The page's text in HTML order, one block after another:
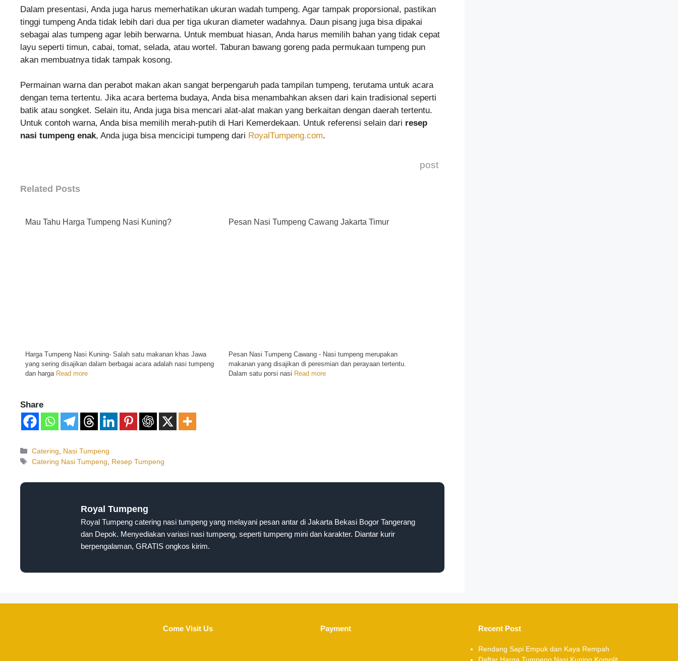
Dalam presentasi, Anda juga harus memerhatikan ukuran wadah tumpeng. Agar tampak proporsional, pastikan
tinggi tumpeng Anda tidak lebih dari dua per tiga ukuran diameter wadahnya. Daun pisang juga bisa dipakai
sebagai alas tumpeng agar lebih berwarna. Untuk membuat hiasan, Anda harus memilih bahan yang tidak cepat
layu seperti timun, cabai, tomat, selada, atau wortel. Taburan bawang goreng pada permukaan tumpeng pun
akan membuatnya tidak tampak kosong.
Permainan warna dan perabot makan akan sangat berpengaruh pada tampilan tumpeng, terutama untuk acara
dengan tema tertentu. Jika acara bertema budaya, Anda bisa menambahkan aksen dari kain tradisional seperti
batik atau songket. Selain itu, Anda juga bisa mencari alat-alat makan yang berkaitan dengan daerah tertentu.
Untuk contoh warna, Anda bisa memilih merah-putih di Hari Kemerdekaan. Untuk referensi selain dari resep
nasi tumpeng enak, Anda juga bisa mencicipi tumpeng dari RoyalTumpeng.com.
post
Related Posts
Mau Tahu Harga Tumpeng Nasi Kuning?
Harga Tumpeng Nasi Kuning- Salah satu makanan khas Jawa
yang sering disajikan dalam berbagai acara adalah nasi tumpeng
dan harga Read more
Pesan Nasi Tumpeng Cawang Jakarta Timur
Pesan Nasi Tumpeng Cawang - Nasi tumpeng merupakan
makanan yang disajikan di peresmian dan perayaan tertentu.
Dalam satu porsi nasi Read more
Share
Catering
Nasi Tumpeng
Catering Nasi Tumpeng
Resep Tumpeng
Royal Tumpeng
Royal Tumpeng catering nasi tumpeng yang melayani pesan antar di Jakarta Bekasi Bogor Tangerang
dan Depok. Menyediakan variasi nasi tumpeng, seperti tumpeng mini dan karakter. Diantar kurir
berpengalaman, GRATIS ongkos kirim.
Come Visit Us Payment Recent Post
Rendang Sapi Empuk dan Kaya Rempah